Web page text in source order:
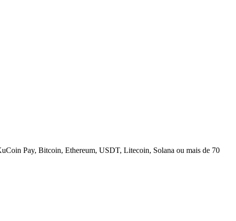
Pay, Bitcoin, Ethereum, USDT, Litecoin, Solana ou mais de 70